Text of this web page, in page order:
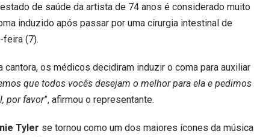
de saúde da artista de 74 anos é considerado muito
induzido após passar por uma cirurgia intestinal de
feira (7).
cantora, os médicos decidiram induzir o coma para auxiliar
que todos vocês desejam o melhor para ela e pedimos
por favor”, afirmou o representante.
Tyler se tornou como um dos maiores ícones da música